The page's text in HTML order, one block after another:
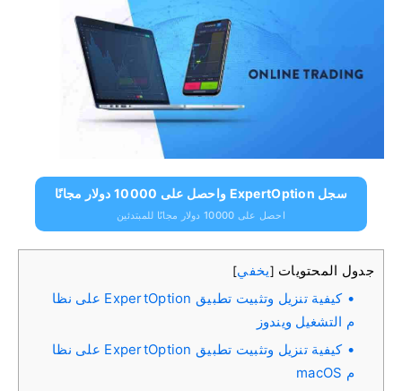
سجل ExpertOption واحصل على 10000 دولار مجانًا
احصل على 10000 دولار مجانًا للمبتدئين
جدول المحتويات [يخفي]
كيفية تنزيل وتثبيت تطبيق ExpertOption على نظا
م التشغيل ويندوز
كيفية تنزيل وتثبيت تطبيق ExpertOption على نظا
م macOS